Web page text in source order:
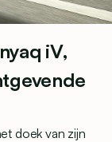
iV,
doek van zijn